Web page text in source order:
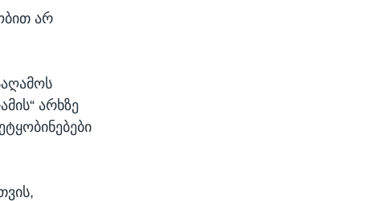
არ
არხზე